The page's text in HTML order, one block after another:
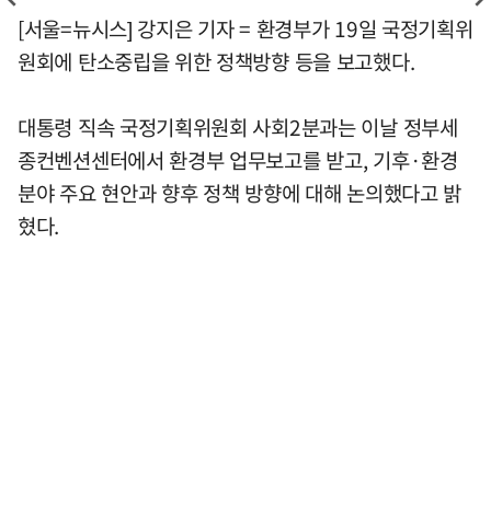
[서울=뉴시스] 강지은 기자 = 환경부가 19일 국정기획위
원회에 탄소중립을 위한 정책방향 등을 보고했다.
대통령 직속 국정기획위원회 사회2분과는 이날 정부세
종컨벤션센터에서 환경부 업무보고를 받고, 기후·환경
분야 주요 현안과 향후 정책 방향에 대해 논의했다고 밝
혔다.